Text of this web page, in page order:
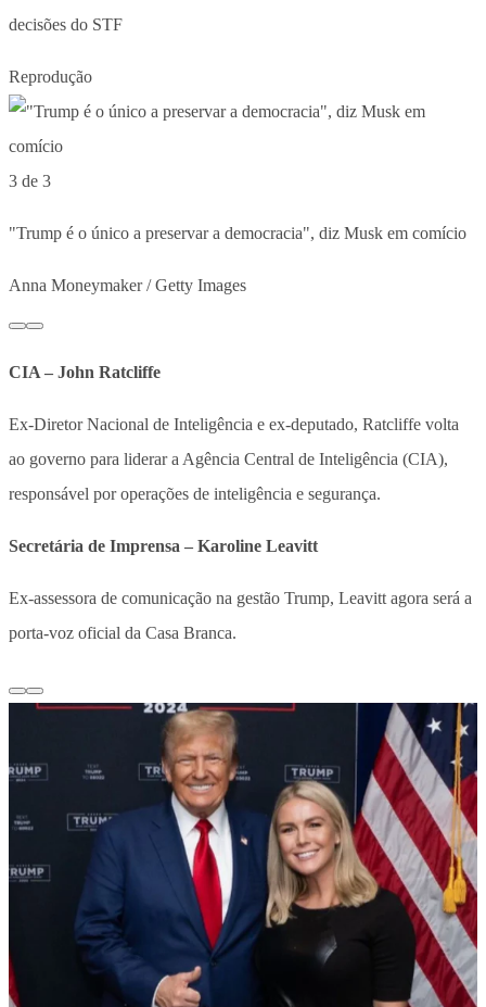
decisões do STF
Reprodução
3 de 3
"Trump é o único a preservar a democracia", diz Musk em comício
Anna Moneymaker / Getty Images
CIA – John Ratcliffe
Ex-Diretor Nacional de Inteligência e ex-deputado, Ratcliffe volta
ao governo para liderar a Agência Central de Inteligência (CIA),
responsável por operações de inteligência e segurança.
Secretária de Imprensa – Karoline Leavitt
Ex-assessora de comunicação na gestão Trump, Leavitt agora será a
porta-voz oficial da Casa Branca.